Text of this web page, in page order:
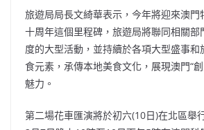
旅遊局局長文綺華表示，今年將迎來澳門
十周年這個里程碑，旅遊局將聯同相關部
度的大型活動，並持續於各項大型盛事和
食元素，承傳本地美食文化，展現澳門“
魅力。
第二場花車匯演將於初六(10日)在北區舉